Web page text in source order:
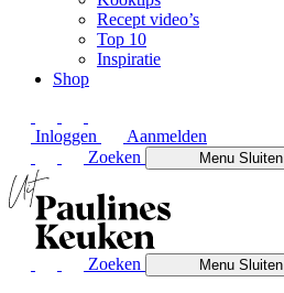
Recept video’s
Top 10
Inspiratie
Shop
Inloggen
Aanmelden
Zoeken
MenuSluiten
Zoeken MenuSluiten